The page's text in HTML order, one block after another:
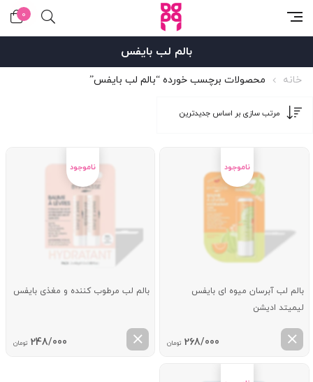
0
بالم لب بایفس
خانه محصولات برچسب خورده “بالم لب بایفس”
بالم لب آبرسان میوه ای بایفس
لیمیتد ادیشن
268/000 تومان
بالم لب مرطوب کننده و مغذی بایفس
248/000 تومان